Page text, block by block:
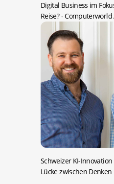
Digital Business im
Reise?- Computerworld
Schweizer KI-
Lücke zwischen